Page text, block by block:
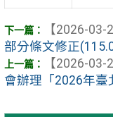
【2026-03-
部分條文修正
【2026-03-
會辦理「2026年臺